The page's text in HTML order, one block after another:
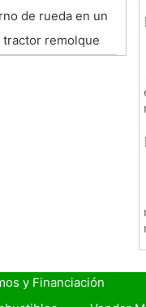
de rueda en un
tractor remolque
y Financiación